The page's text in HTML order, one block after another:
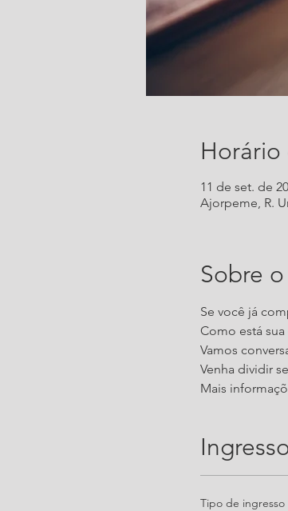
Horário
11 de set. de
Ajorpeme, R.
Sobre
Se você já
Como está
Vamos
Venha dividir
Mais
Tipo de ingresso